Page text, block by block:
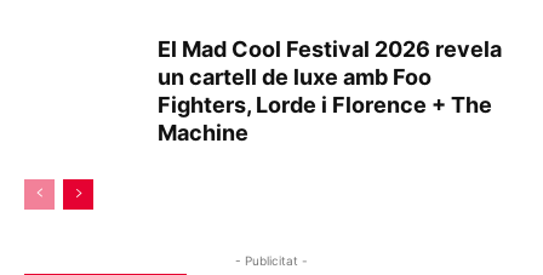
El Mad Cool Festival 2026 revela
un cartell de luxe amb Foo
Fighters, Lorde i Florence + The
Machine
- Publicitat -